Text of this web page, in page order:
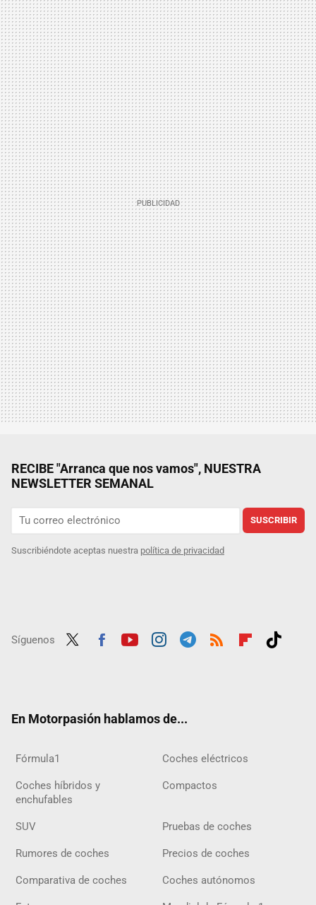
RECIBE "Arranca que nos vamos", NUESTRA
NEWSLETTER SEMANAL
SUSCRIBIR
Suscribiéndote aceptas nuestra política de privacidad
Síguenos
En Motorpasión hablamos de...
Fórmula1 Coches eléctricos
Coches híbridos y
enchufables
Compactos
SUV Pruebas de coches
Rumores de coches Precios de coches
Comparativa de coches Coches autónomos